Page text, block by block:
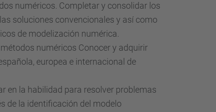
numéricos. Completar y consolidar los
soluciones convencionales y así como
de modelización numérica.
numéricos Conocer y adquirir
europea e internacional de
en la habilidad para resolver problemas
de la identificación del modelo